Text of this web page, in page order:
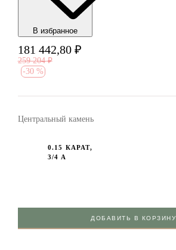
В избранноe
181 442,80 ₽
259 204 ₽
-30 %
Центральный камень
0.15 КАРАТ,
3/4 А
ДОБАВИТЬ В КОРЗИНУ